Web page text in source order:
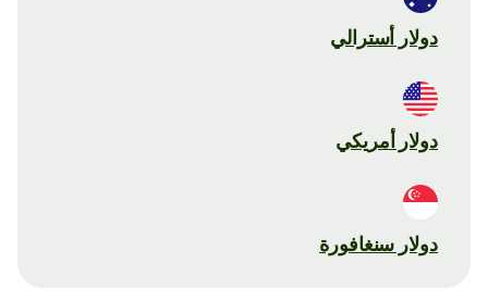
دولار أسترالي
دولار أمريكي
دولار سنغافورة